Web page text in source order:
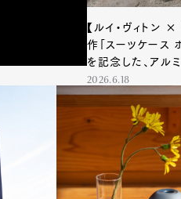
Watch
Product
Lifestyle
【ルイ・ヴィトン
作「スーツケース
を記念した、アル
場！
2026.6.18